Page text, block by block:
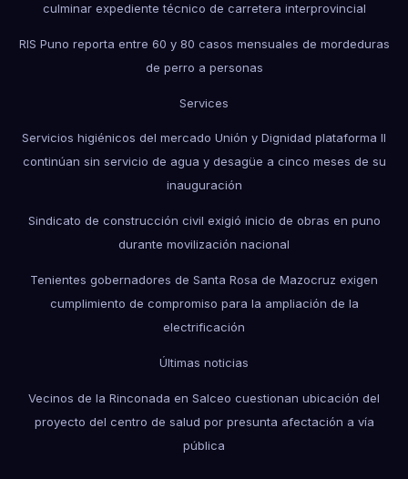
culminar expediente técnico de carretera interprovincial
RIS Puno reporta entre 60 y 80 casos mensuales de mordeduras
de perro a personas
Services
Servicios higiénicos del mercado Unión y Dignidad plataforma II
continúan sin servicio de agua y desagüe a cinco meses de su
inauguración
Sindicato de construcción civil exigió inicio de obras en puno
durante movilización nacional
Tenientes gobernadores de Santa Rosa de Mazocruz exigen
cumplimiento de compromiso para la ampliación de la
electrificación
Últimas noticias
Vecinos de la Rinconada en Salceo cuestionan ubicación del
proyecto del centro de salud por presunta afectación a vía
pública